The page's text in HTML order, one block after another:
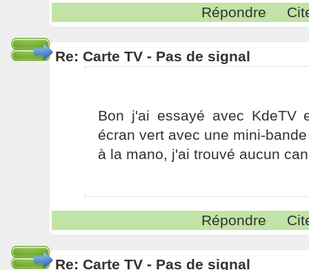
Répondre
Re: Carte TV - Pas de signal
Bon j'ai essayé avec KdeTV
écran vert avec une mini-
à la mano, j'ai trouvé aucun
Répondre
Re: Carte TV - Pas de signal